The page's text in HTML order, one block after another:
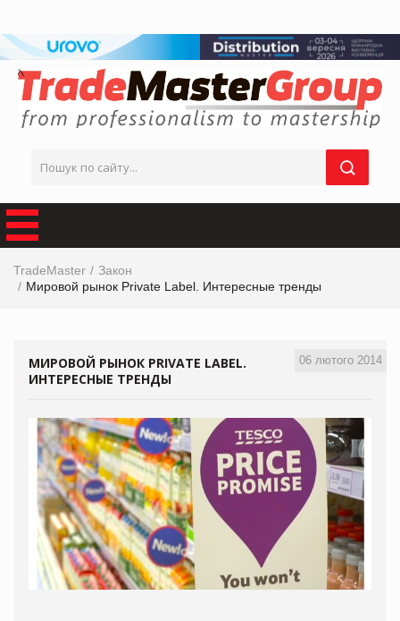
TradeMaster
Закон
Мировой рынок Private Label. Интересные тренды
06 лютого 2014
МИРОВОЙ РЫНОК PRIVATE LABEL.
ИНТЕРЕСНЫЕ ТРЕНДЫ